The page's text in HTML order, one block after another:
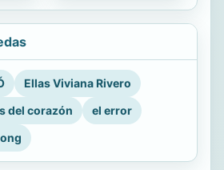
Ellas Viviana Rivero
del corazón
el error